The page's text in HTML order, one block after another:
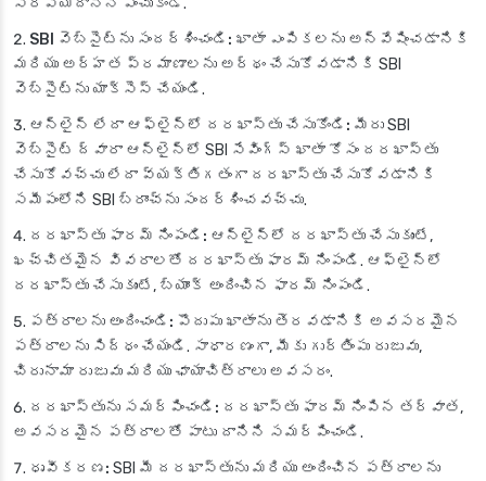
సరిపోయేదాన్ని ఎంచుకోండి.
SBI వెబ్‌సైట్‌ను సందర్శించండి: ఖాతా ఎంపికలను అన్వేషించడానికి
మరియు అర్హత ప్రమాణాలను అర్థం చేసుకోవడానికి SBI
వెబ్‌సైట్‌ను యాక్సెస్ చేయండి.
ఆన్‌లైన్ లేదా ఆఫ్‌లైన్‌లో దరఖాస్తు చేసుకోండి: మీరు SBI
వెబ్‌సైట్ ద్వారా ఆన్‌లైన్‌లో SBI సేవింగ్స్ ఖాతా కోసం దరఖాస్తు
చేసుకోవచ్చు లేదా వ్యక్తిగతంగా దరఖాస్తు చేసుకోవడానికి
సమీపంలోని SBI బ్రాంచ్‌ను సందర్శించవచ్చు.
దరఖాస్తు ఫారమ్ నింపండి: ఆన్‌లైన్‌లో దరఖాస్తు చేసుకుంటే,
ఖచ్చితమైన వివరాలతో దరఖాస్తు ఫారమ్ నింపండి. ఆఫ్‌లైన్‌లో
దరఖాస్తు చేసుకుంటే, బ్యాంక్ అందించిన ఫారమ్ నింపండి.
పత్రాలను అందించండి: పొదుపు ఖాతాను తెరవడానికి అవసరమైన
పత్రాలను సిద్ధం చేయండి. సాధారణంగా, మీకు గుర్తింపు రుజువు,
చిరునామా రుజువు మరియు ఛాయాచిత్రాలు అవసరం.
దరఖాస్తును సమర్పించండి: దరఖాస్తు ఫారమ్ నింపిన తర్వాత,
అవసరమైన పత్రాలతో పాటు దానిని సమర్పించండి.
ధృవీకరణ: SBI మీ దరఖాస్తును మరియు అందించిన పత్రాలను